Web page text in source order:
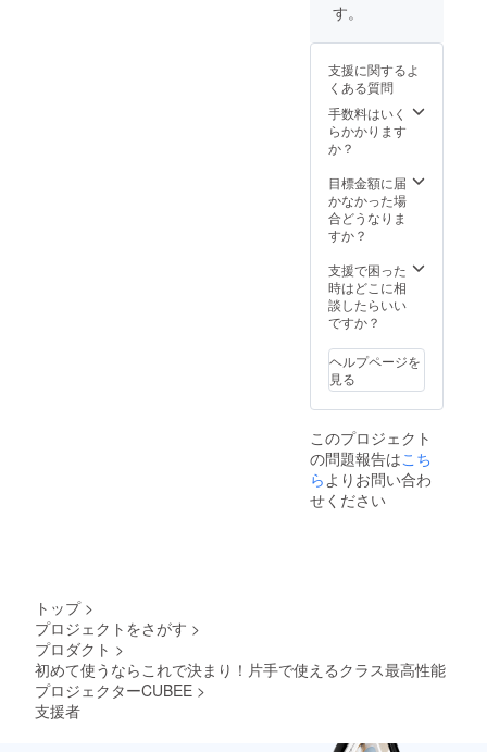
デザイ
しまし
ては一
部変更
になる
いま
す。ご
了承く
す。
支援に関するよ
くある質問
手数料はいく
らかかります
か？
目標金額に届
かなかった場
合どうなりま
すか？
支援で困った
時はどこに相
談したらいい
ですか？
ヘルプページを
見る
このプロジェクト
の問題報告はこち
らよりお問い合わ
せください
トップ >
プロジェクトをさがす >
プロダクト >
初めて使うならこれで決まり！片手で使えるクラス最高性能
プロジェクターCUBEE >
支援者